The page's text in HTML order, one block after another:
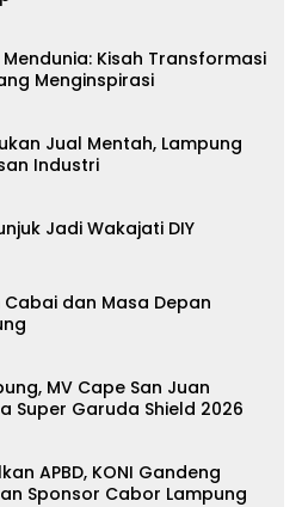
Kisah Transformasi
Menginspirasi
Jual Mentah, Lampung
Industri
Jadi Wakajati DIY
dan Masa Depan
MV Cape San Juan
Super Garuda Shield 2026
APBD, KONI Gandeng
Sponsor Cabor Lampung